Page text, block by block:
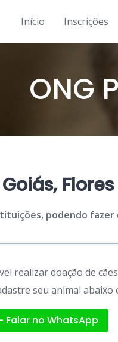
Início Inscrições
ONG
podendo
realizar doação de
seu animal abaixo
Falar no WhatsApp